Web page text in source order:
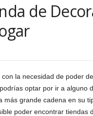
de
la necesidad de poder
optar por ir a alguno
más grande cadena en su
poder encontrar tiendas